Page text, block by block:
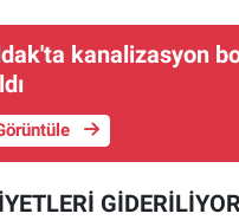
kanalizasyon